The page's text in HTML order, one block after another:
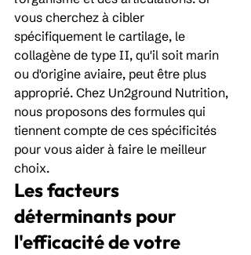
vous cherchez à cibler
spécifiquement le cartilage, le
collagène de type II, qu'il soit marin
ou d'origine aviaire, peut être plus
approprié. Chez Un2ground Nutrition,
nous proposons des formules qui
tiennent compte de ces spécificités
pour vous aider à faire le meilleur
choix.
Les facteurs
déterminants pour
l'efficacité de votre